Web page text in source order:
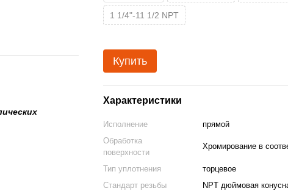
1 1/4"-11 1/2 NPT
Купить
Характеристики
Исполнение
прямой
Обработка
поверхности
Хромирование в
Тип уплотнения
торцевое
Стандарт резьбы
NPT дюймовая